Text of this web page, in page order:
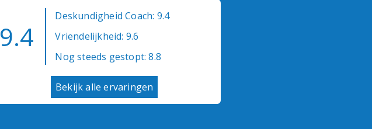
9.4
Deskundigheid Coach: 9.4
Vriendelijkheid: 9.6
Nog steeds gestopt: 8.8
Bekijk alle ervaringen